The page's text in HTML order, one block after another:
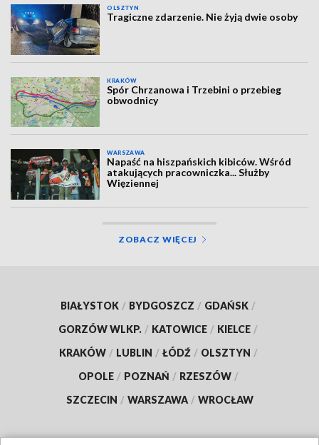
OLSZTYN
Tragiczne zdarzenie. Nie żyją dwie osoby
KRAKÓW
Spór Chrzanowa i Trzebini o przebieg
obwodnicy
WARSZAWA
Napaść na hiszpańskich kibiców. Wśród
atakujących pracowniczka... Służby
Więziennej
ZOBACZ WIĘCEJ
BIAŁYSTOK / BYDGOSZCZ / GDAŃSK /
GORZÓW WLKP. / KATOWICE / KIELCE /
KRAKÓW / LUBLIN / ŁÓDŹ / OLSZTYN /
OPOLE / POZNAŃ / RZESZÓW /
SZCZECIN / WARSZAWA / WROCŁAW